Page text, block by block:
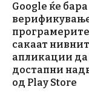
Google ќе бара
сакаат
апликации да
достапни
од Play Store